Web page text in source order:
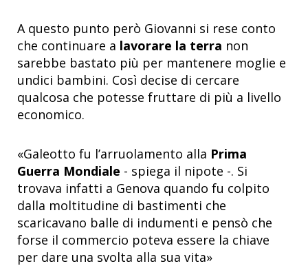
A questo punto però Giovanni si rese conto
che continuare a lavorare la terra non
sarebbe bastato più per mantenere moglie e
undici bambini. Così decise di cercare
qualcosa che potesse fruttare di più a livello
economico.
«Galeotto fu l’arruolamento alla Prima
Guerra Mondiale - spiega il nipote -. Si
trovava infatti a Genova quando fu colpito
dalla moltitudine di bastimenti che
scaricavano balle di indumenti e pensò che
forse il commercio poteva essere la chiave
per dare una svolta alla sua vita»